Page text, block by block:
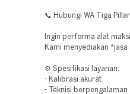
📞 Hubungi WA Tiga
Ingin performa alat
Kami menyediakan
⚙️ Spesifikasi layanan:
- Kalibrasi akurat
- Teknisi berpengalaman